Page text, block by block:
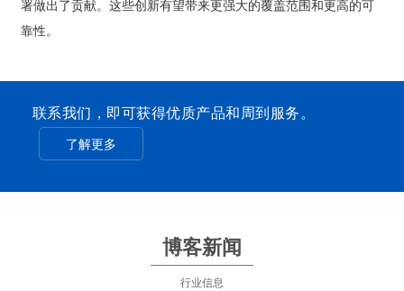
署做出了贡献。这些创新有望带来更强大的覆盖范围和更高的可
靠性。
联系我们，即可获得优质产品和周到服务。
了解更多
博客新闻
行业信息